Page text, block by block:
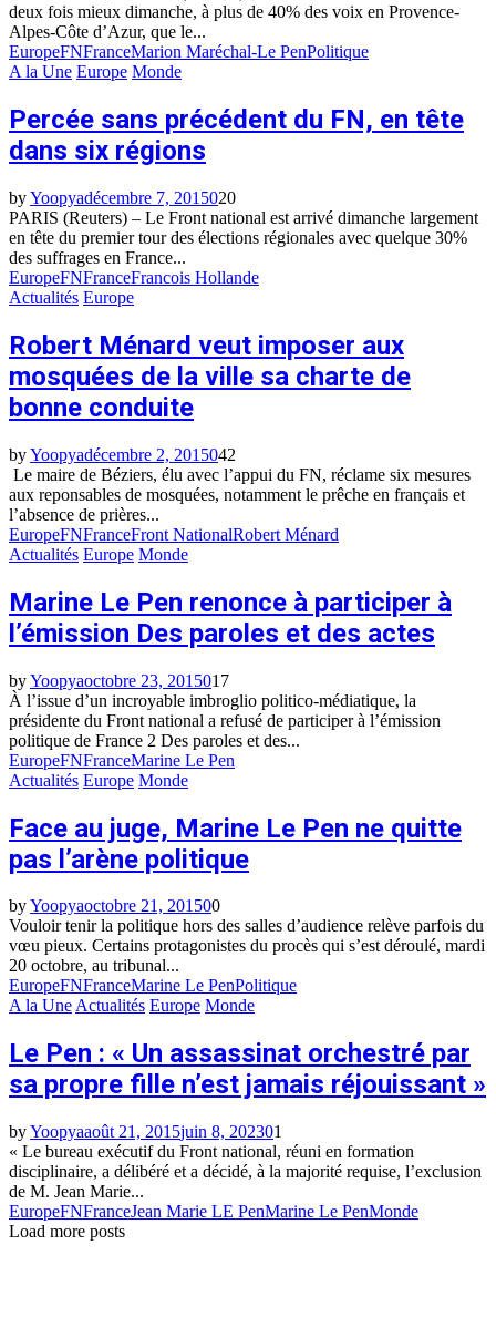
deux fois mieux dimanche, à plus de 40% des voix en Provence-
Alpes-Côte d’Azur, que le...
EuropeFNFranceMarion Maréchal-Le PenPolitique
A la Une Europe Monde
Percée sans précédent du FN, en tête
dans six régions
byYoopyadécembre 7, 2015020
PARIS (Reuters) – Le Front national est arrivé dimanche largement
en tête du premier tour des élections régionales avec quelque 30%
des suffrages en France...
EuropeFNFranceFrancois Hollande
Actualités Europe
Robert Ménard veut imposer aux
mosquées de la ville sa charte de
bonne conduite
byYoopyadécembre 2, 2015042
Le maire de Béziers, élu avec l’appui du FN, réclame six mesures
aux reponsables de mosquées, notamment le prêche en français et
l’absence de prières...
EuropeFNFranceFront NationalRobert Ménard
Actualités Europe Monde
Marine Le Pen renonce à participer à
l’émission Des paroles et des actes
byYoopyaoctobre 23, 2015017
À l’issue d’un incroyable imbroglio politico-médiatique, la
présidente du Front national a refusé de participer à l’émission
politique de France 2 Des paroles et des...
EuropeFNFranceMarine Le Pen
Actualités Europe Monde
Face au juge, Marine Le Pen ne quitte
pas l’arène politique
byYoopyaoctobre 21, 201500
Vouloir tenir la politique hors des salles d’audience relève parfois du
vœu pieux. Certains protagonistes du procès qui s’est déroulé, mardi
20 octobre, au tribunal...
EuropeFNFranceMarine Le PenPolitique
A la UneActualités Europe Monde
Le Pen : « Un assassinat orchestré par
sa propre fille n’est jamais réjouissant »
byYoopyaaoût 21, 2015juin 8, 202301
« Le bureau exécutif du Front national, réuni en formation
disciplinaire, a délibéré et a décidé, à la majorité requise, l’exclusion
de M. Jean Marie...
EuropeFNFranceJean Marie LE PenMarine Le PenMonde
Load more posts